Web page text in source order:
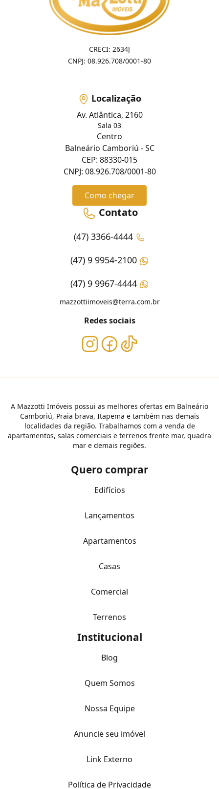
CRECI: 2634J
CNPJ: 08.926.708/0001-80
Localização
Av. Atlântica, 2160
Sala 03
Centro
Balneário Camboriú - SC
CEP: 88330-015
CNPJ: 08.926.708/0001-80
Como chegar
Contato
(47) 3366-4444
(47) 9 9954-2100
(47) 9 9967-4444
mazzottiimoveis@terra.com.br
Redes sociais
A Mazzotti Imóveis possui as melhores ofertas em Balneário
Camboriú, Praia brava, Itapema e também nas demais
localidades da região. Trabalhamos com a venda de
apartamentos, salas comerciais e terrenos frente mar, quadra
mar e demais regiões.
Quero comprar
Edifícios
Lançamentos
Apartamentos
Casas
Comercial
Terrenos
Institucional
Blog
Quem Somos
Nossa Equipe
Anuncie seu imóvel
Link Externo
Política de Privacidade